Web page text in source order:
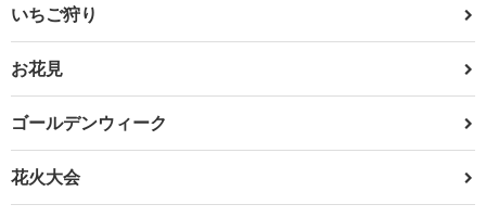
いちご狩り
お花見
ゴールデンウィーク
花火大会